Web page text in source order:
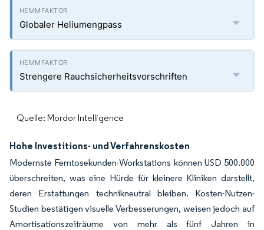
Globaler Heliumengpass
Strengere Rauchsicherheitsvorschriften
Quelle: Mordor Intelligence
Hohe Investitions- und Verfahrenskosten
Modernste Femtosekunden-Workstations können USD 500.000
überschreiten, was eine Hürde für kleinere Kliniken darstellt,
deren Erstattungen technikneutral bleiben. Kosten-Nutzen-
Studien bestätigen visuelle Verbesserungen, weisen jedoch auf
Amortisationszeiträume von mehr als fünf Jahren in